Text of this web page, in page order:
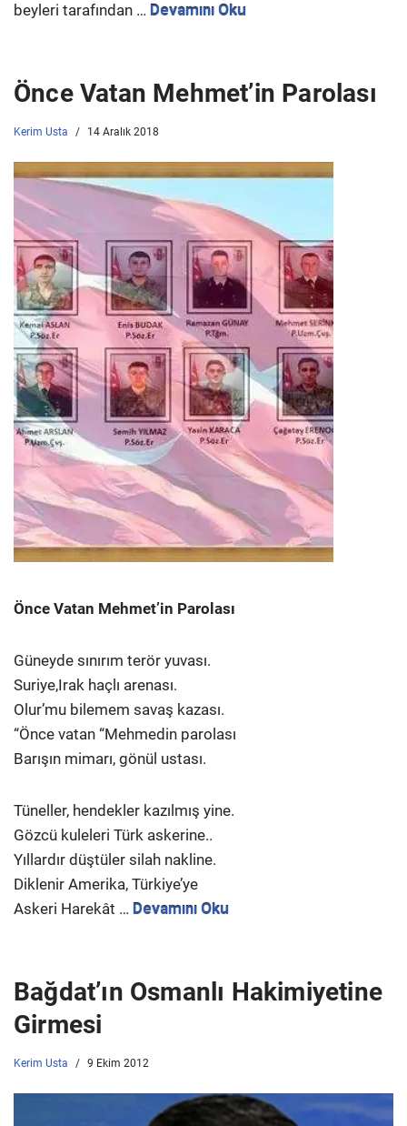
beyleri tarafından … Devamını Oku
Önce Vatan Mehmet’in Parolası
Kerim Usta 14 Aralık 2018
Önce Vatan Mehmet’in Parolası
Güneyde sınırım terör yuvası.
Suriye,Irak haçlı arenası.
Olur’mu bilemem savaş kazası.
“Önce vatan “Mehmedin parolası
Barışın mimarı, gönül ustası.
Tüneller, hendekler kazılmış yine.
Gözcü kuleleri Türk askerine..
Yıllardır düştüler silah nakline.
Diklenir Amerika, Türkiye’ye
Askeri Harekât … Devamını Oku
Bağdat’ın Osmanlı Hakimiyetine
Girmesi
Kerim Usta 9 Ekim 2012